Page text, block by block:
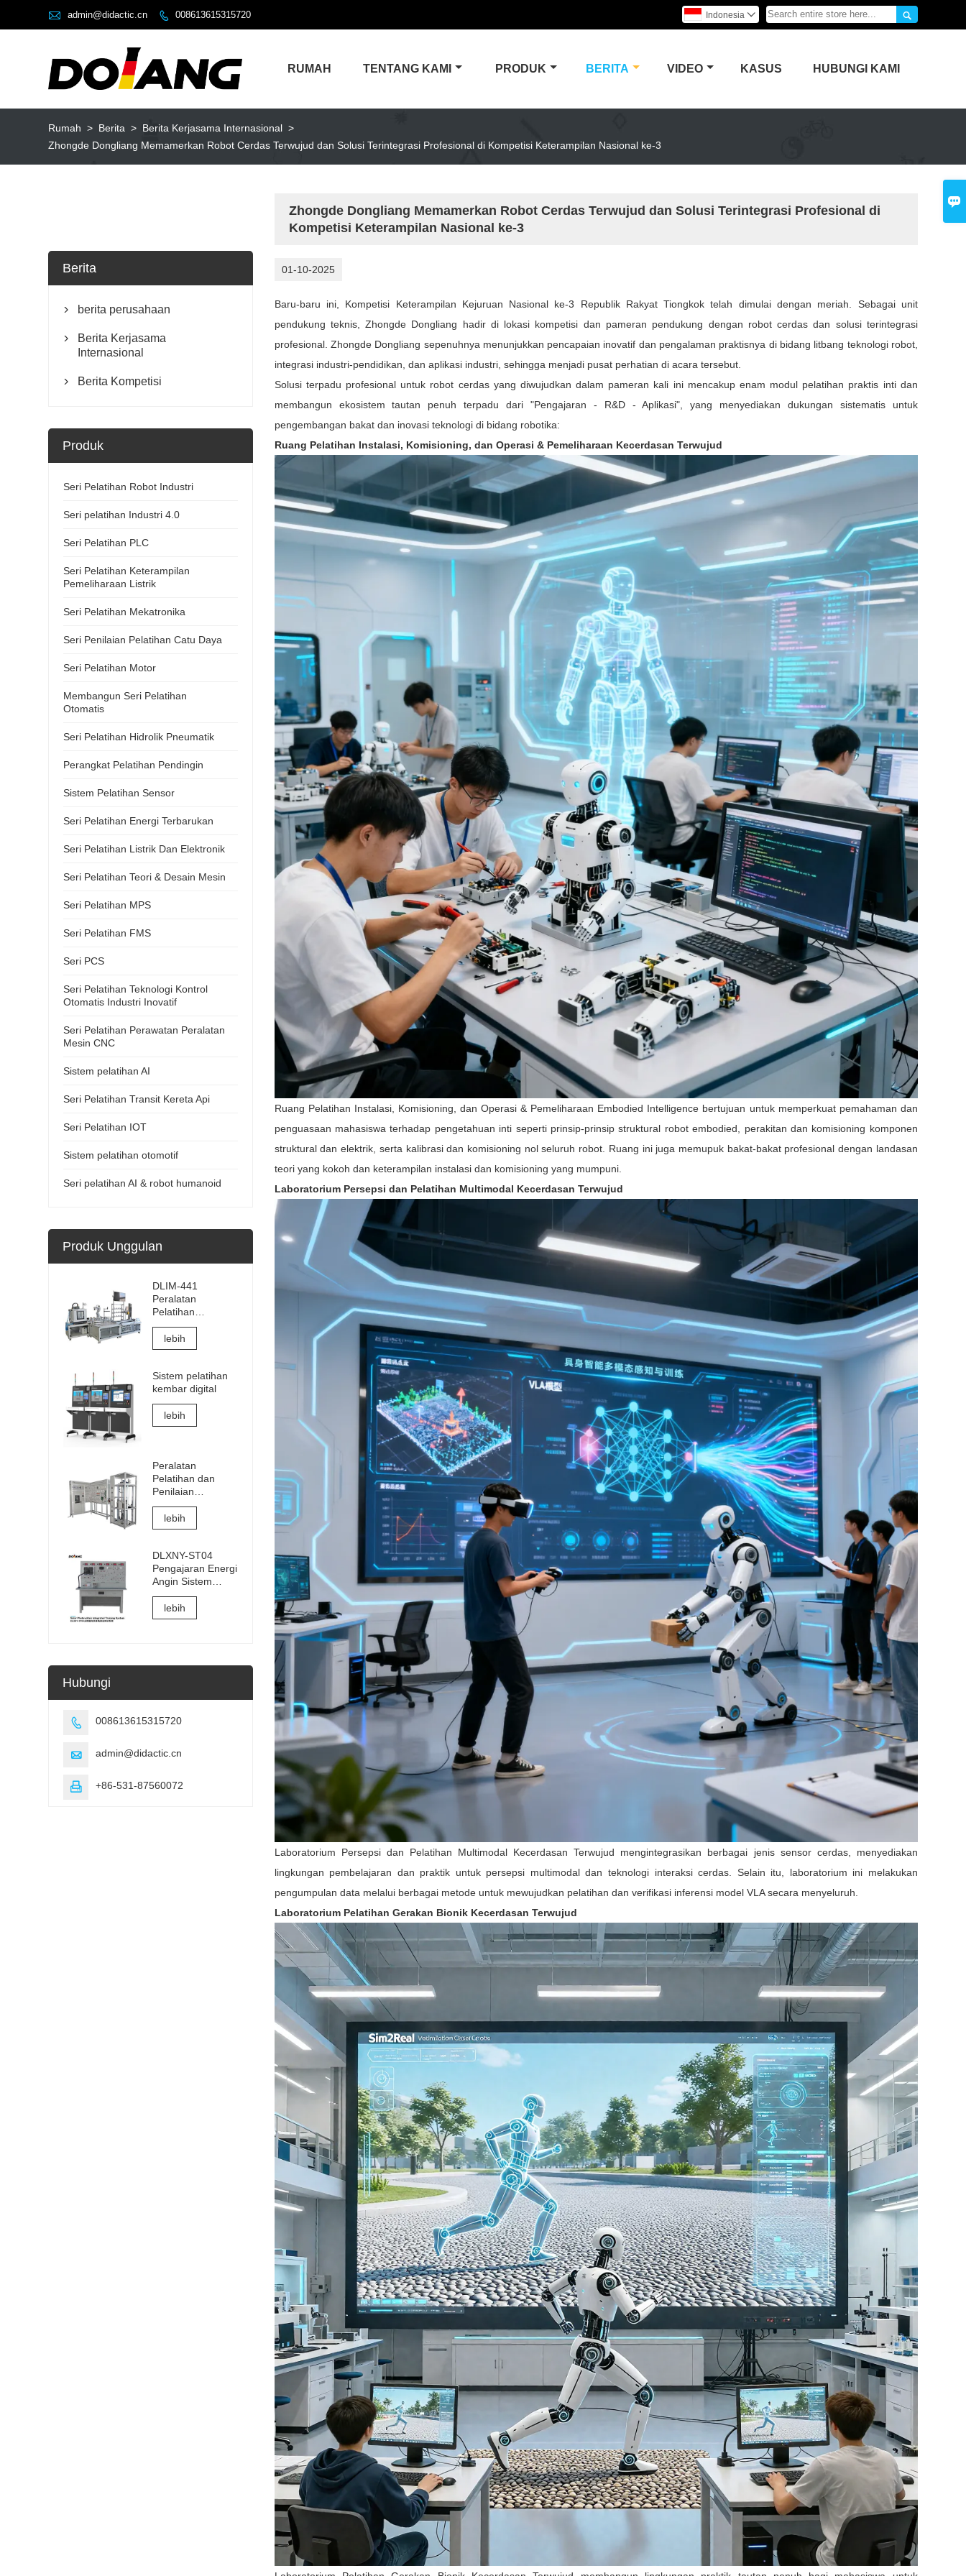

 admin@didactic.cn  008613615315720 
Indonesia 
RUMAH TENTANG KAMI PRODUK BERITA VIDEO KASUS HUBUNGI KAMI
Rumah > Berita > Berita Kerjasama Internasional >
Zhongde Dongliang Memamerkan Robot Cerdas Terwujud dan Solusi Terintegrasi Profesional di Kompetisi Keterampilan Nasional ke-3
Zhongde Dongliang Memamerkan Robot Cerdas Terwujud dan Solusi Terintegrasi Profesional di
Kompetisi Keterampilan Nasional ke-3
01-10-2025
Baru-baru ini, Kompetisi Keterampilan Kejuruan Nasional ke-3 Republik Rakyat Tiongkok telah dimulai dengan meriah. Sebagai unit
pendukung teknis, Zhongde Dongliang hadir di lokasi kompetisi dan pameran pendukung dengan robot cerdas dan solusi terintegrasi
profesional. Zhongde Dongliang sepenuhnya menunjukkan pencapaian inovatif dan pengalaman praktisnya di bidang litbang teknologi robot,
integrasi industri-pendidikan, dan aplikasi industri, sehingga menjadi pusat perhatian di acara tersebut.
Solusi terpadu profesional untuk robot cerdas yang diwujudkan dalam pameran kali ini mencakup enam modul pelatihan praktis inti dan
membangun ekosistem tautan penuh terpadu dari "Pengajaran - R&D - Aplikasi", yang menyediakan dukungan sistematis untuk
pengembangan bakat dan inovasi teknologi di bidang robotika:
Ruang Pelatihan Instalasi, Komisioning, dan Operasi & Pemeliharaan Kecerdasan Terwujud
Ruang Pelatihan Instalasi, Komisioning, dan Operasi & Pemeliharaan Embodied Intelligence bertujuan untuk memperkuat pemahaman dan
penguasaan mahasiswa terhadap pengetahuan inti seperti prinsip-prinsip struktural robot embodied, perakitan dan komisioning komponen
struktural dan elektrik, serta kalibrasi dan komisioning nol seluruh robot. Ruang ini juga memupuk bakat-bakat profesional dengan landasan
teori yang kokoh dan keterampilan instalasi dan komisioning yang mumpuni.
Laboratorium Persepsi dan Pelatihan Multimodal Kecerdasan Terwujud
Laboratorium Persepsi dan Pelatihan Multimodal Kecerdasan Terwujud mengintegrasikan berbagai jenis sensor cerdas, menyediakan
lingkungan pembelajaran dan praktik untuk persepsi multimodal dan teknologi interaksi cerdas. Selain itu, laboratorium ini melakukan
pengumpulan data melalui berbagai metode untuk mewujudkan pelatihan dan verifikasi inferensi model VLA secara menyeluruh.
Laboratorium Pelatihan Gerakan Bionik Kecerdasan Terwujud
Berita
 berita perusahaan

Berita Kerjasama
Internasional
 Berita Kompetisi
Produk
Seri Pelatihan Robot Industri
Seri pelatihan Industri 4.0
Seri Pelatihan PLC
Seri Pelatihan Keterampilan
Pemeliharaan Listrik
Seri Pelatihan Mekatronika
Seri Penilaian Pelatihan Catu Daya
Seri Pelatihan Motor
Membangun Seri Pelatihan
Otomatis
Seri Pelatihan Hidrolik Pneumatik
Perangkat Pelatihan Pendingin
Sistem Pelatihan Sensor
Seri Pelatihan Energi Terbarukan
Seri Pelatihan Listrik Dan Elektronik
Seri Pelatihan Teori & Desain Mesin
Seri Pelatihan MPS
Seri Pelatihan FMS
Seri PCS
Seri Pelatihan Teknologi Kontrol
Otomatis Industri Inovatif
Seri Pelatihan Perawatan Peralatan
Mesin CNC
Sistem pelatihan AI
Seri Pelatihan Transit Kereta Api
Seri Pelatihan IOT
Sistem pelatihan otomotif
Seri pelatihan AI & robot humanoid
Produk Unggulan
DLIM-441
Peralatan
Pelatihan
Manufaktur
Cerdas Industri
4.0 Sistem
4.0 Lab
lebih
Sistem pelatihan
kembar digital
lebih
Peralatan
Pelatihan dan
Penilaian
Sambungan Listrik
dan
Commissioning
lebih
DLXNY-ST04
Pengajaran Energi
Angin Sistem
Pelatihan Terpadu
Fotovoltaik Surya
dari peralatan
lebih
Hubungi
 008613615315720
 admin@didactic.cn
 +86-531-87560072